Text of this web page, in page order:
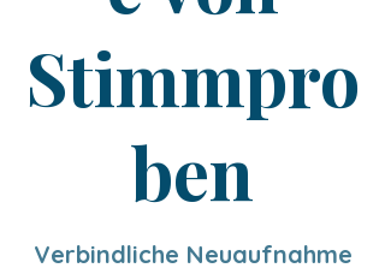
Stimmpro
ben
Verbindliche Neuaufnahme